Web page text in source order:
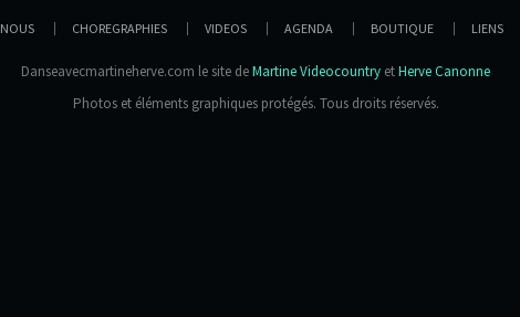
NOUS CHOREGRAPHIES VIDEOS AGENDA BOUTIQUE LIENS
Danseavecmartineherve.com le site deMartine Videocountry etHerve Canonne
Photos et éléments graphiques protégés. Tous droits réservés.